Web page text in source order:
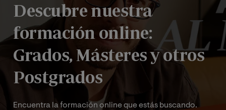
ES
Descubre nuestra
formación online:
Grados, Másteres y otros
Postgrados
Encuentra la formación online que estás buscando.